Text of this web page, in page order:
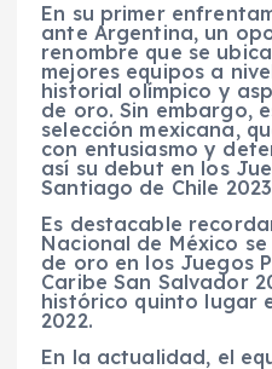
En su primer
ante Argentina, un
renombre que se
mejores equipos a
historial olímpico y
de oro. Sin embargo,
selección mexicana,
con entusiasmo y
así su debut en los
Santiago de Chile
Es destacable
Nacional de México
de oro en los Juegos
Caribe San Salvador
histórico quinto lugar
2022.
En la actualidad, el